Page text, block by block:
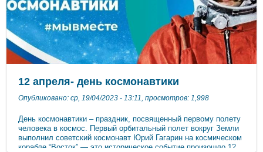
12 апреля- день космонавтики
Опубликовано: ср, 19/04/2023 - 13:11, просмотров: 1,998
День космонавтики – праздник, посвященный первому полету
человека в космос. Первый орбитальный полет вокруг Земли
выполнил советский космонавт Юрий Гагарин на космическом
корабле “Восток” — это историческое событие произошло 12